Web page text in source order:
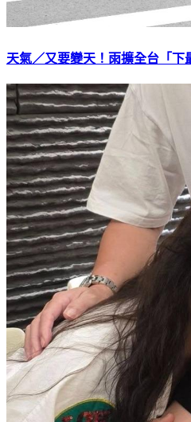
天氣／又要變天！雨擴全台「